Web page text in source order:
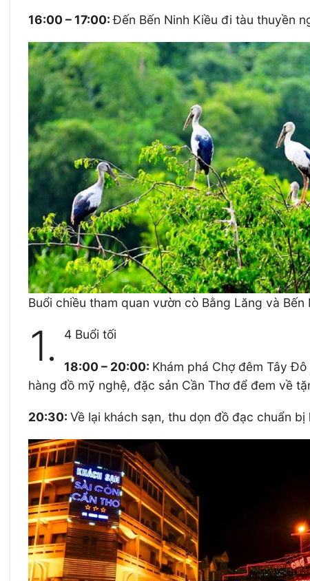
16:00 – 17:00:Đến Bến Ninh Kiều đi tàu thuyền
Buổi chiều tham quan vườn cò Bằng Lăng và
1. 4 Buổi tối
18:00 – 20:00: Khám phá Chợ đêm Tây
hàng đồ mỹ nghệ, đặc sản Cần Thơ để đem về
20:30:Về lại khách sạn, thu dọn đồ đạc chuẩn